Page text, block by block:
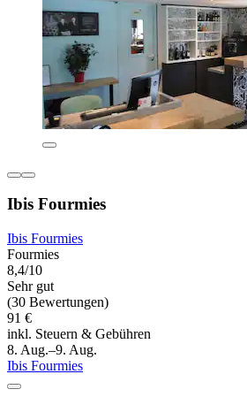
Ibis Fourmies
Ibis Fourmies
Fourmies
8,4/10
Sehr gut
(30 Bewertungen)
91 €
inkl. Steuern & Gebühren
8. Aug.–9. Aug.
Ibis Fourmies